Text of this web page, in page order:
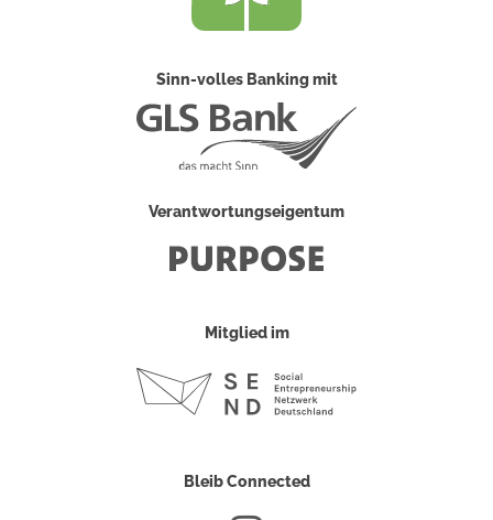
Sinn-volles Banking mit
Verantwortungseigentum
Mitglied im
Bleib Connected